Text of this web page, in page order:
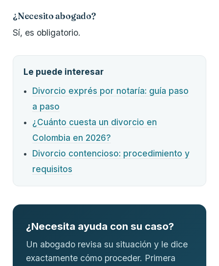
¿Necesito abogado?
Sí, es obligatorio.
Le puede interesar
Divorcio exprés por notaría: guía paso
a paso
¿Cuánto cuesta un divorcio en
Colombia en 2026?
Divorcio contencioso: procedimiento y
requisitos
¿Necesita ayuda con su caso?
Un abogado revisa su situación y le dice
exactamente cómo proceder. Primera